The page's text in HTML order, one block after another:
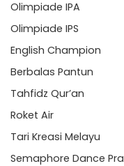
Olimpiade IPA
Olimpiade IPS
English Champion
Berbalas Pantun
Tahfidz Qur’an
Roket Air
Tari Kreasi Melayu
Semaphore Dance